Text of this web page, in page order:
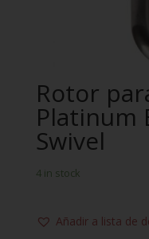
Rotor
Platinum
Swivel
4 in stock
Añadir a lista de